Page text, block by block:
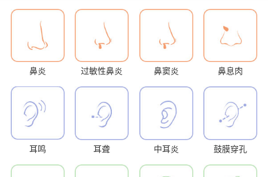
鼻炎 过敏性鼻炎 鼻窦炎 鼻息肉
耳鸣 耳聋 中耳炎 鼓膜穿孔